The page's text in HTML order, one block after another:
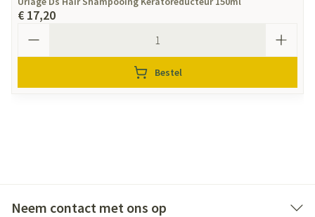
€ 17,20
Bestel
Neem contact met ons op